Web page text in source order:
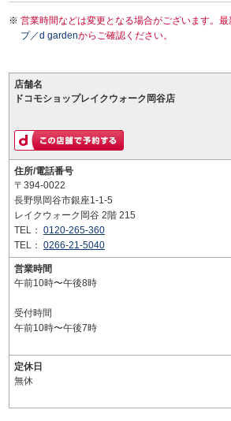
営業時間などは変更となる場合がございます。最
プ／d gardenからご確認ください。
店舗名
ドコモショップレイクウォーク岡谷店
住所/電話番号
〒394-0022
長野県岡谷市銀座1-1-5
レイクウォーク岡谷 2階 215
TEL： 0120-265-360
TEL： 0266-21-5040
営業時間
午前10時〜午後8時
受付時間
午前10時〜午後7時
定休日
無休